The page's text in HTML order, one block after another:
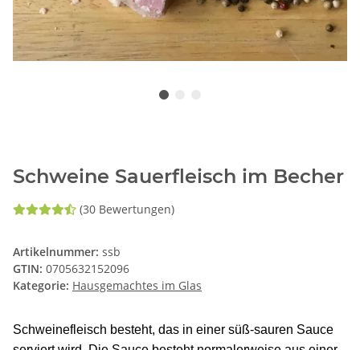
Schweine Sauerfleisch im Becher
(30 Bewertungen)
Artikelnummer: ssb
GTIN: 0705632152096
Kategorie: Hausgemachtes im Glas
Schweinefleisch besteht, das in einer süß-sauren Sauce